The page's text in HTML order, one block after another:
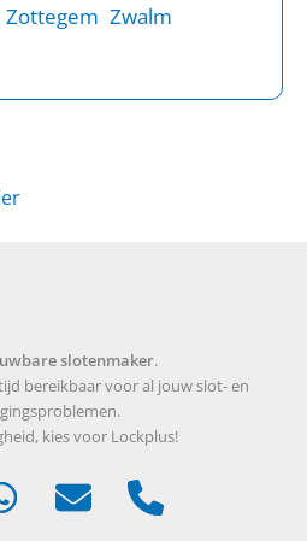
Zottegem Zwalm
slotenmaker.
bereikbaar voor al jouw slot- en
kies voor Lockplus!